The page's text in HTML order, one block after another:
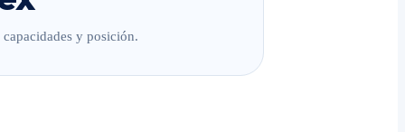
y posición.